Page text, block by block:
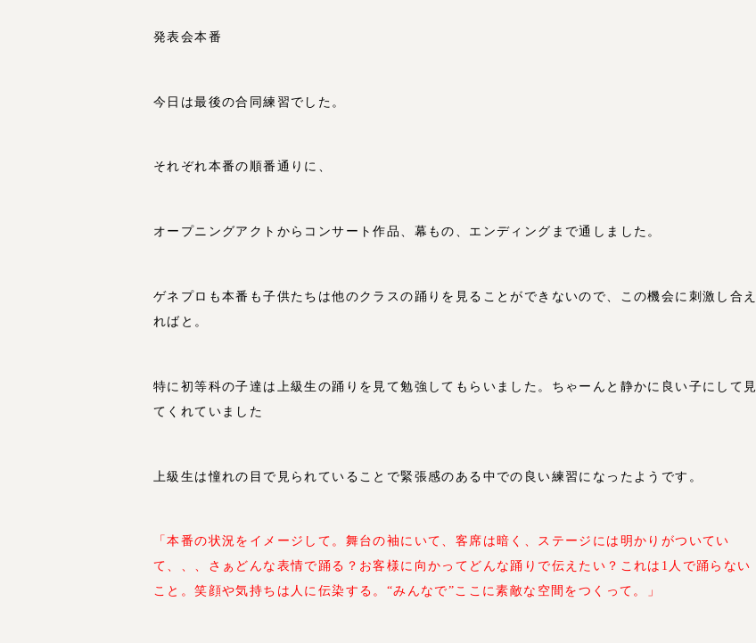
発表会本番
今日は最後の合同練習でした。
それぞれ本番の順番通りに、
オープニングアクトからコンサート作品、幕もの、エンディングまで通しました。
ゲネプロも本番も子供たちは他のクラスの踊りを見ることができないので、この機会に刺激し合え
ればと。
特に初等科の子達は上級生の踊りを見て勉強してもらいました。ちゃーんと静かに良い子にして見
てくれていました
上級生は憧れの目で見られていることで緊張感のある中での良い練習になったようです。
「本番の状況をイメージして。舞台の袖にいて、客席は暗く、ステージには明かりがついてい
て、、、さぁどんな表情で踊る？お客様に向かってどんな踊りで伝えたい？これは1人で踊らない
こと。笑顔や気持ちは人に伝染する。“みんなで”ここに素敵な空間をつくって。」